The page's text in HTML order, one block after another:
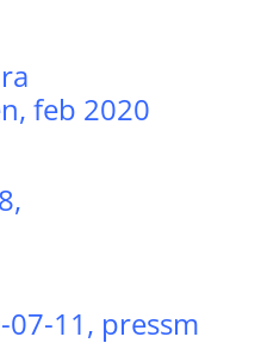
feb 2020
11, pressm